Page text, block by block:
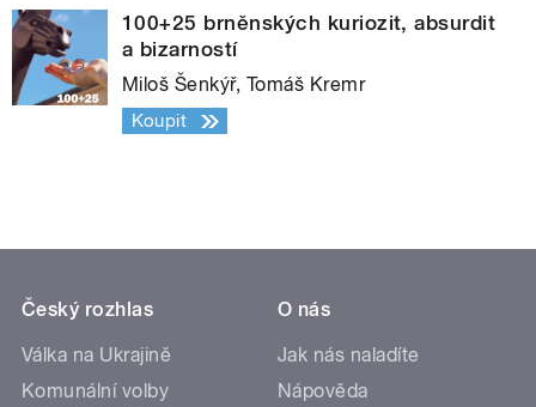
100+25 brněnských kuriozit, absurdit
a bizarností
Miloš Šenkýř, Tomáš Kremr
Koupit
Český rozhlas
Válka na Ukrajině
Komunální volby
O nás
Jak nás naladíte
Nápověda